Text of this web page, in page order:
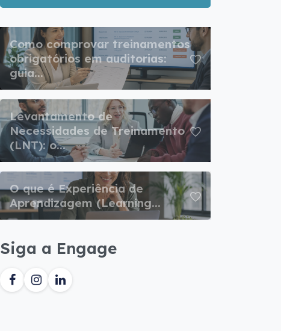
Como comprovar treinamentos
obrigatórios em auditorias:
guia...
Levantamento de
Necessidades de Treinamento
(LNT): o...
O que é Experiência de
Aprendizagem (Learning...
Siga a Engage